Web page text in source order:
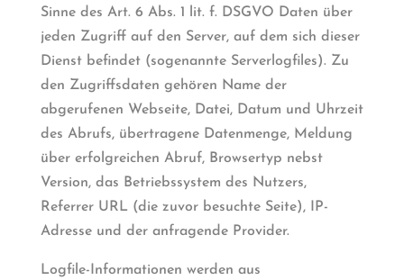
Sinne des Art. 6 Abs. 1 lit. f. DSGVO Daten über
jeden Zugriff auf den Server, auf dem sich dieser
Dienst befindet (sogenannte Serverlogfiles). Zu
den Zugriffsdaten gehören Name der
abgerufenen Webseite, Datei, Datum und Uhrzeit
des Abrufs, übertragene Datenmenge, Meldung
über erfolgreichen Abruf, Browsertyp nebst
Version, das Betriebssystem des Nutzers,
Referrer URL (die zuvor besuchte Seite), IP-
Adresse und der anfragende Provider.
Logfile-Informationen werden aus